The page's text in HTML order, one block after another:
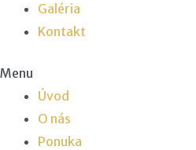
Galéria
Kontakt
Menu
Úvod
O nás
Ponuka